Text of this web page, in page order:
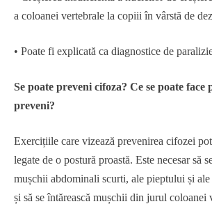
a coloanei vertebrale la copiii în vârstă de
• Poate fi explicată ca diagnostice de
Se poate preveni cifoza? Ce se poate face
preveni?
Exercițiile care vizează prevenirea cifozei
legate de o postură proastă. Este necesar să
mușchii abdominali scurti, ale pieptului și
și să se întărească mușchii din jurul coloanei